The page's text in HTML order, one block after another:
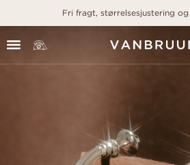
Fri fragt, størrelsesjustering